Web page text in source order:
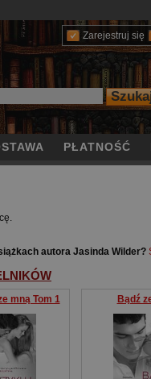
Zarejestruj się
PŁATNOŚĆ
autora Jasinda Wilder?
mną Tom 1 Bądź